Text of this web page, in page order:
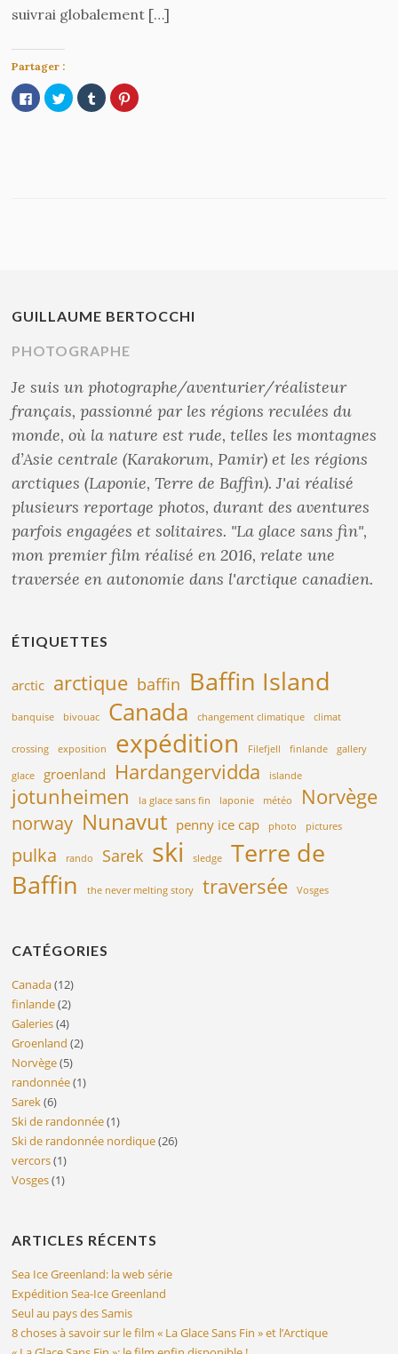
suivrai globalement […]
Partager :
Cliquez
pour
partager
Cliquez
pour
partager
Cliquez
pour
partager
Cliquez
pour
GUILLAUME BERTOCCHI
PHOTOGRAPHE
Je suis un photographe/aventurier/réalisteur
français, passionné par les régions reculées du
monde, où la nature est rude, telles les montagnes
d’Asie centrale (Karakorum, Pamir) et les régions
arctiques (Laponie, Terre de Baffin). J'ai réalisé
plusieurs reportage photos, durant des aventures
parfois engagées et solitaires. "La glace sans fin",
mon premier film réalisé en 2016, relate une
traversée en autonomie dans l'arctique canadien.
ÉTIQUETTES
arctic arctique baffin Baffin Island
banquise bivouac Canada changement climatique climat
crossing exposition expédition Filefjell finlande gallery
glace groenland Hardangervidda islande
jotunheimen la glace sans fin laponie météo Norvège
norway Nunavut penny ice cap photo pictures
pulka rando Sarek ski sledge
Terre de
Baffin
the never melting story traversée Vosges
CATÉGORIES
Canada(12)
finlande(2)
Galeries(4)
Groenland (2)
Norvège(5)
randonnée(1)
Sarek(6)
Ski de randonnée(1)
Ski de randonnée nordique(26)
vercors(1)
Vosges(1)
ARTICLES RÉCENTS
Sea Ice Greenland: la web série
Expédition Sea-Ice Greenland
Seul au pays des Samis
8 choses à savoir sur le film « La Glace Sans Fin » et l’Arctique